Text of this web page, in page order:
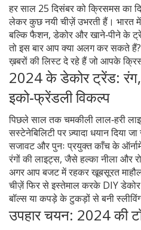
हर साल 25 दिसंबर को क्रिसमस का
लेकर कुछ नयी चीज़ें उभरती हैं। भारत में
बल्कि फैशन, डेकोर और खाने‑पीने के
तो इस बार आप क्या अलग कर सकते
ख़बरों की लिस्ट दे रहे हैं जो आपके
2024 के डेकोर ट्रेंड:
इको‑फ्रेंडली विकल्प
पिछले साल तक चमकीली लाल‑हरी
सस्टेनेबिलिटी पर ज़्यादा धयान दिया
सजावट और पुनः प्रयुक्त काँच के
रंगों की लाइट्स, जैसे हल्का नीला और
अगर आप बजट में रहकर खूबसूरत माहौल
चीज़ें फिर से इस्तेमाल करके DIY
बॉल्स या कपड़े के टुकड़ों से बनी
उपहार चयन: 2024 की